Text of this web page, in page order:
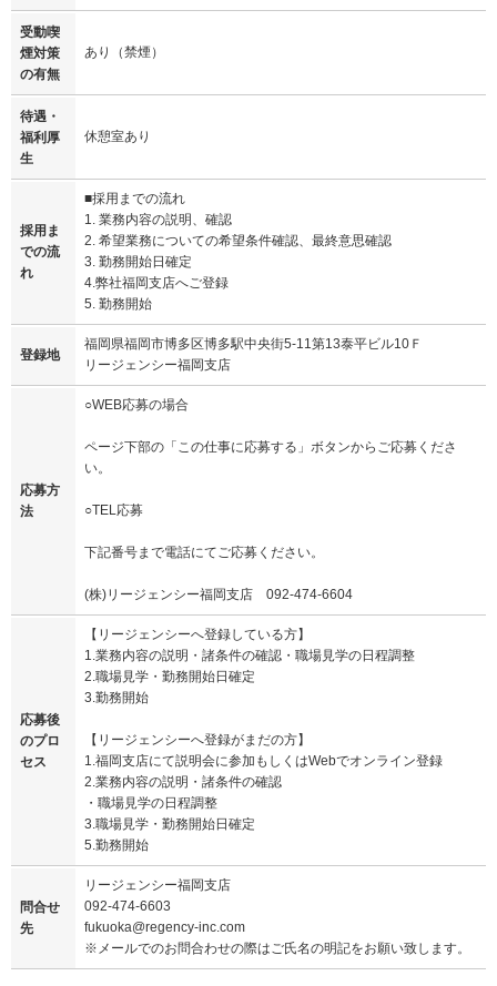
受動喫
煙対策
の有無
あり（禁煙）
待遇・
福利厚
生
休憩室あり
採用ま
での流
れ
■採用までの流れ
1. 業務内容の説明、確認
2. 希望業務についての希望条件確認、最終意思確認
3. 勤務開始日確定
4.弊社福岡支店へご登録
5. 勤務開始
登録地
福岡県福岡市博多区博多駅中央街5-11第13泰平ビル10Ｆ
リージェンシー福岡支店
応募方
法
○WEB応募の場合
ページ下部の「この仕事に応募する」ボタンからご応募くださ
い。
○TEL応募
下記番号まで電話にてご応募ください。
(株)リージェンシー福岡支店 092-474-6604
応募後
のプロ
セス
【リージェンシーへ登録している方】
1.業務内容の説明・諸条件の確認・職場見学の日程調整
2.職場見学・勤務開始日確定
3.勤務開始
【リージェンシーへ登録がまだの方】
1.福岡支店にて説明会に参加もしくはWebでオンライン登録
2.業務内容の説明・諸条件の確認
・職場見学の日程調整
3.職場見学・勤務開始日確定
5.勤務開始
問合せ
先
リージェンシー福岡支店
092-474-6603
fukuoka@regency-inc.com
※メールでのお問合わせの際はご氏名の明記をお願い致します。